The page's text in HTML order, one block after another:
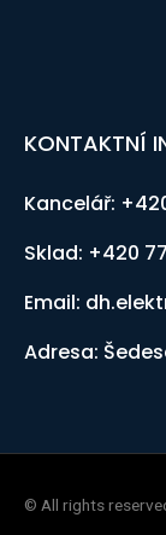
KONTAKTNÍ
Kancelář:
Sklad: +420
Email:
Adresa:
© All rights